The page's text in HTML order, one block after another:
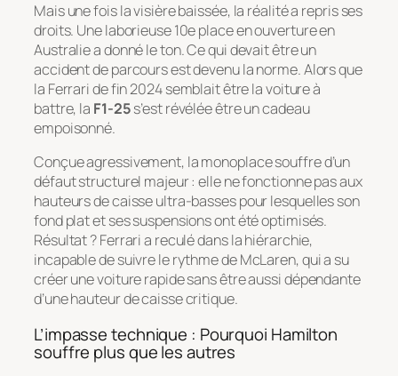
Mais une fois la visière baissée, la réalité a repris ses
droits. Une laborieuse 10e place en ouverture en
Australie a donné le ton. Ce qui devait être un
accident de parcours est devenu la norme. Alors que
la Ferrari de fin 2024 semblait être la voiture à
battre, la F1-25s’est révélée être un cadeau
empoisonné.
Conçue agressivement, la monoplace souffre d’un
défaut structurel majeur : elle ne fonctionne pas aux
hauteurs de caisse ultra-basses pour lesquelles son
fond plat et ses suspensions ont été optimisés.
Résultat ? Ferrari a reculé dans la hiérarchie,
incapable de suivre le rythme de McLaren, qui a su
créer une voiture rapide sans être aussi dépendante
d’une hauteur de caisse critique.
L’impasse technique : Pourquoi Hamilton
souffre plus que les autres